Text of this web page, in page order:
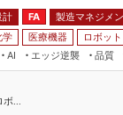
計 FA 製造マネジメ
学 医療機器 ロボット
AI
エッジ逆襲 品質
ながるクルマ
...